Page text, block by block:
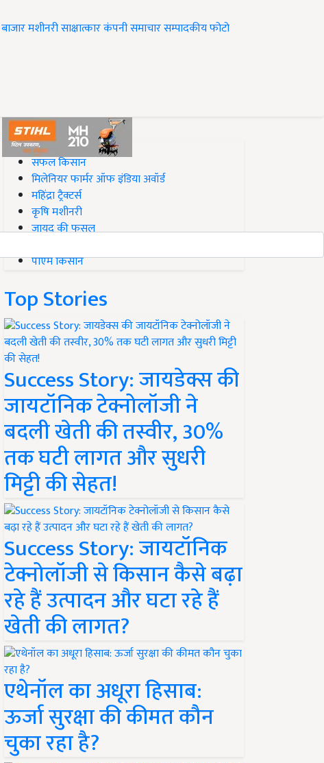
बाजारमशीनरीसाक्षात्कारकंपनी समाचारसम्पादकीयफोटो
#Top on Krishi Jagran
सफल किसान
मिलेनियर फार्मर ऑफ इंडिया अवॉर्ड
महिंद्रा ट्रैक्टर्स
कृषि मशीनरी
जायद की फसल
पीएम किसान
Top Stories
Success Story: जायडेक्स की
जायटॉनिक टेक्नोलॉजी ने
बदली खेती की तस्वीर, 30%
तक घटी लागत और सुधरी
मिट्टी की सेहत!
Success Story: जायटॉनिक
टेक्नोलॉजी से किसान कैसे बढ़ा
रहे हैं उत्पादन और घटा रहे हैं
खेती की लागत?
एथेनॉल का अधूरा हिसाब:
ऊर्जा सुरक्षा की कीमत कौन
चुका रहा है?